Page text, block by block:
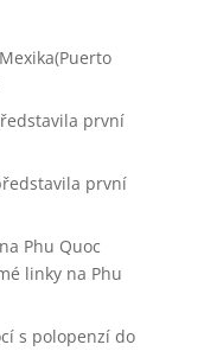
první
první
Phu Quoc
linky na Phu
s polopenzí do